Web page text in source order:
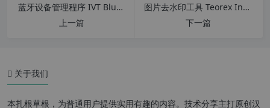
蓝牙设备管理程序 IVT BlueSoleil (千月蓝牙) v10.0.498.0完整最新破解版
上一篇
图片去水印工具 Teorex Inpaint 9.1 中文特别版
下一篇
关于我们
本扎根草根，为普通用户提供实用有趣的内容。技术分享主打原创汉